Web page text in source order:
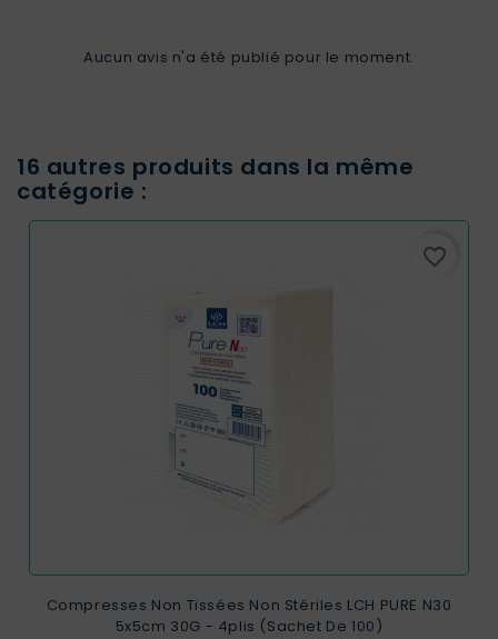
Aucun avis n'a été publié pour le moment.
16 autres produits dans la même
catégorie :
favorite_border
Compresses Non Tissées Non Stériles LCH PURE N30
5x5cm 30G - 4plis (sachet De 100)